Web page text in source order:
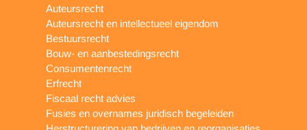
Auteursrecht
Auteursrecht en intellectueel eigendom
Bestuursrecht
Bouw- en aanbestedingsrecht
Consumentenrecht
Erfrecht
Fiscaal recht advies
Fusies en overnames juridisch begeleiden